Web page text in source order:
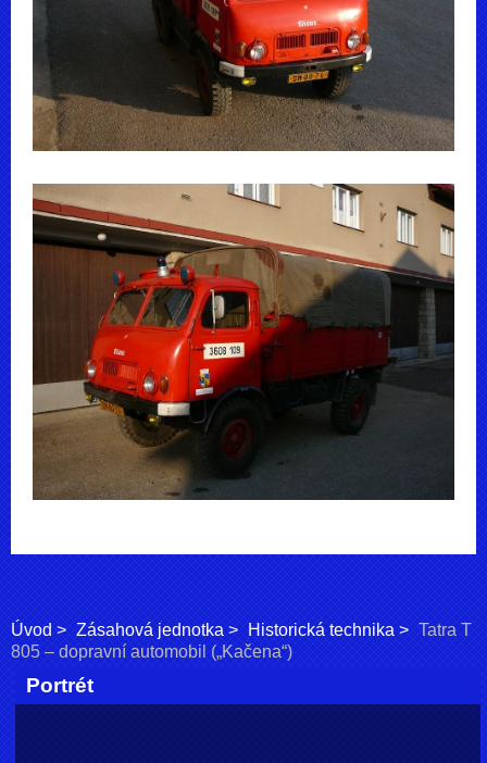
Úvod Zásahová jednotka Historická technika
Tatra T
805 – dopravní automobil („Kačena“)
Portrét